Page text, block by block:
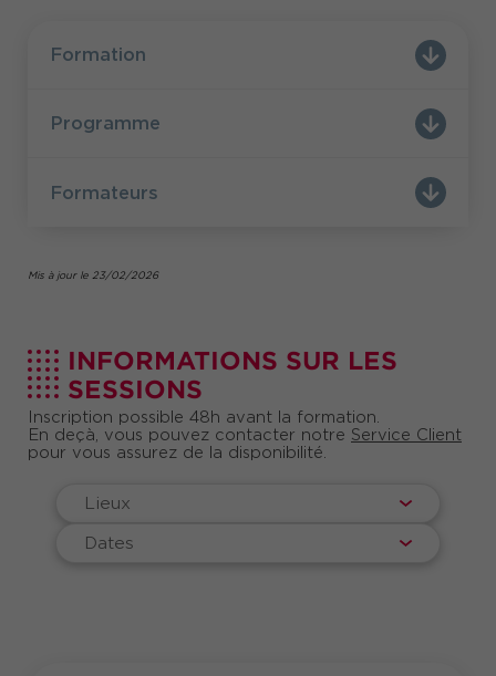
sereinement les premiers pas de tout nouvel élu
du CSE.
Formation
Programme
Formateurs
Mis à jour le 23/02/2026
INFORMATIONS SUR LES
SESSIONS
Inscription possible 48h avant la formation.
En deçà, vous pouvez contacter notre Service Client
pour vous assurez de la disponibilité.
Lieux
Dates